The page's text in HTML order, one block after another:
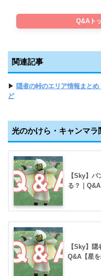
Q&Aト
関連記事
▶ 隠者の峠のエリア情報まと
ど
光のかけら・キャンマラ
【Sky】
る？｜
【Sky】
Q&A【星を